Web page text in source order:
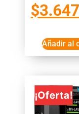
$
Añadir al
¡Oferta!